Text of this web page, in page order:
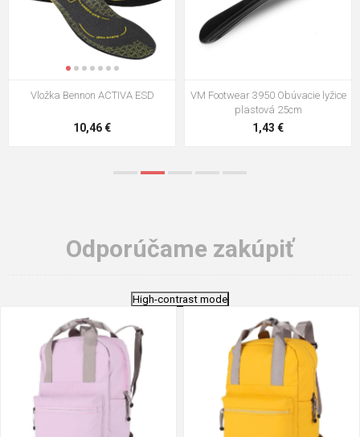
VM Footwear 3009 Vkladacia
5,21 €
VM Footwear 3102 Šnúrky ploché
0,79 €
Odporúčame zakúpiť
High-contrast mode